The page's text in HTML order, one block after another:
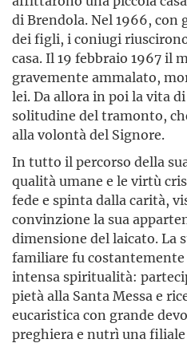
di Brendola. Nel 1966, con
dei figli, i coniugi
casa. Il 19 febbraio 1967 il
gravemente ammalato,
lei. Da allora in poi la vita
solitudine del tramonto,
alla volontà del Signore.
In tutto il percorso della
qualità umane e le virtù
fede e spinta dalla carità,
convinzione la sua
dimensione del laicato. La
familiare fu
intensa spiritualità:
pietà alla Santa Messa e
eucaristica con grande
preghiera e nutrì una